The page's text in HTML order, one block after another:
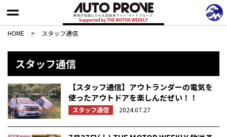
HOME > スタッフ通信
スタッフ通信
【スタッフ通信】アウトランダーの電気を
使ったアウトドアを楽しんだぜい！！
スタッフ通信 2024.07.27